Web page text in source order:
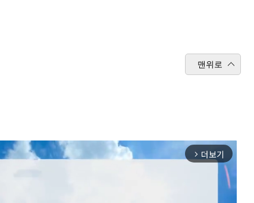
맨위로
arrow_forward_ios 더보기